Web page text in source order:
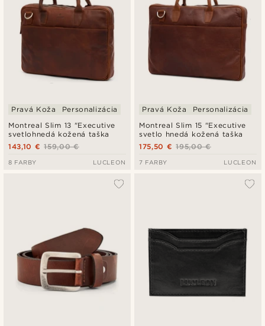
Montreal Slim 13 "Executive
svetlohnedá kožená taška
Pravá Koža Personalizácia
159,00 €
143,10 €
8 FARBY LUCLEON
Montreal Slim 15 "Executive
svetlo hnedá kožená taška
Pravá Koža Personalizácia
195,00 €
175,50 €
7 FARBY LUCLEON